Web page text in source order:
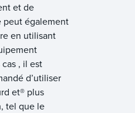
et de
peut également
en utilisant
, il est
d’utiliser
et® plus
tel que le